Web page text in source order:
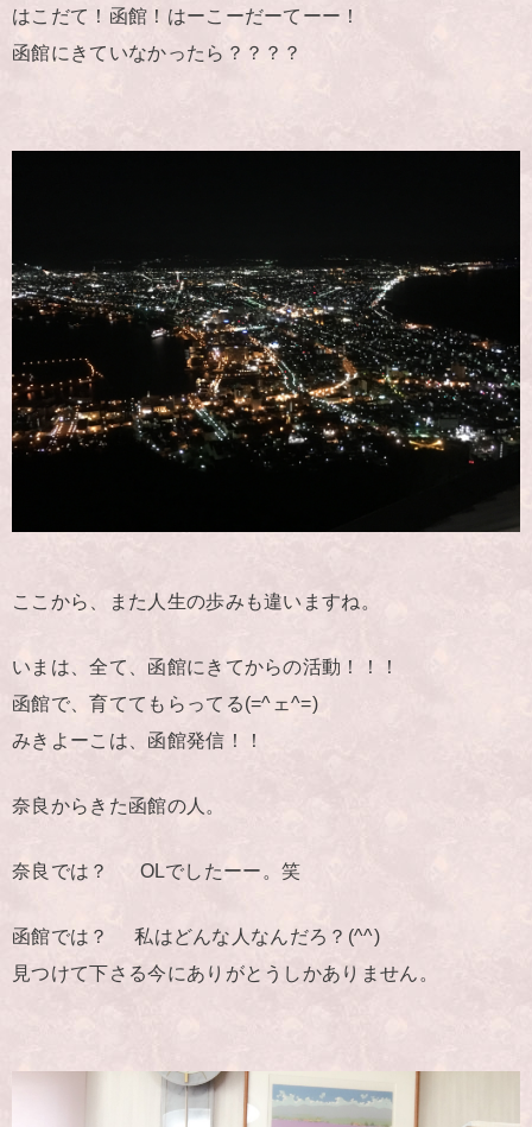
はこだて！函館！はーこーだーてーー！
函館にきていなかったら？？？？
ここから、また人生の歩みも違いますね。
いまは、全て、函館にきてからの活動！！！
函館で、育ててもらってる(=^ェ^=)
みきよーこは、函館発信！！
奈良からきた函館の人。
奈良では？ OLでしたーー。笑
函館では？ 私はどんな人なんだろ？(^^)
見つけて下さる今にありがとうしかありません。